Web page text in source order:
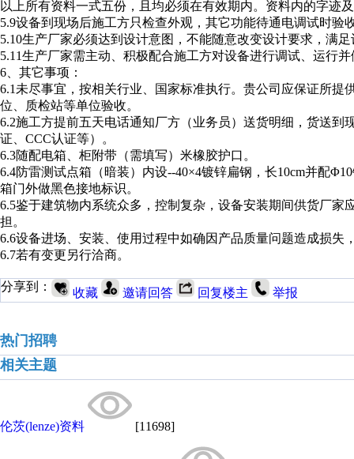
以上所有资料一式五份，且均必须在有效期内。资料内的字迹
5.9设备到现场后施工方只检查外观，其它功能待通电调试时验
5.10生产厂家必须达到设计意图，不能随意改变设计要求，满
5.11生产厂家需主动、积极配合施工方对设备进行调试、运行
6、其它事项：
6.1未尽事宜，按相关行业、国家标准执行。贵公司应保证所
位、质检站等单位验收。
6.2施工方提前五天电话通知厂方（业务员）送货明细，货送
证、CCC认证等）。
6.3随配电箱、柜附带（需填写）米橡胶护口。
6.4防雷测试点箱（暗装）内设--40×4镀锌扁钢，长10cm并配
箱门外做黑色接地标识。
6.5鉴于建筑物内系统众多，控制复杂，设备安装期间供货厂
担。
6.6设备进场、安装、使用过程中如确因产品质量问题造成损
6.7若有变更另行洽商。
分享到： 收藏 邀请回答 回复楼主 举报
热门招聘
相关主题
伦茨(lenze)资料 [11698]